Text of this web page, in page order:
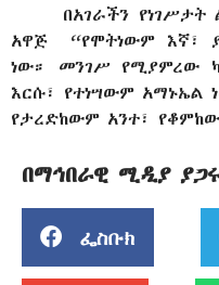
በአገራችን
አዋጅ “የሞትነውም እኛ፣
ነው። መንገሥ የሚያምረው
እርሱ፣ የተነሣውም አማኑኤል
የታረድከውም አንተ፣
በማኅበራዊ ሚዲያ
ፌስቡክ